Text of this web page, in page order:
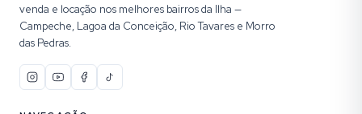
venda e locação nos melhores bairros da Ilha —
Campeche, Lagoa da Conceição, Rio Tavares e Morro
das Pedras.